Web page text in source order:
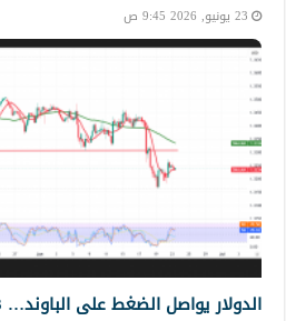
23 يونيو, 2026 9:45 ص
الدولار يواصل الضغط على الباوند… 23-6-2026